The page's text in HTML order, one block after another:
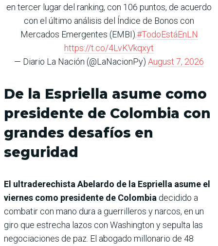
en tercer lugar del ranking, con 106 puntos, de acuerdo
con el último análisis del Índice de Bonos con
Mercados Emergentes (EMBI).#TodoEstáEnLN
https://t.co/4LvKVkqxyt
— Diario La Nación (@LaNacionPy) August 7, 2026
De la Espriella asume como
presidente de Colombia con
grandes desafíos en
seguridad
El ultraderechista Abelardo de la Espriella asume el
viernes como presidente de Colombia decidido a
combatir con mano dura a guerrilleros y narcos, en un
giro que estrecha lazos con Washington y sepulta las
negociaciones de paz. El abogado millonario de 48